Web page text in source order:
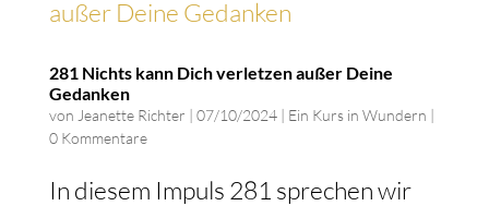
281 Nichts kann Dich verletzen außer Deine
Gedanken
von Jeanette Richter | 07/10/2024| Ein Kurs in Wundern |
0 Kommentare
In diesem Impuls 281 sprechen wir